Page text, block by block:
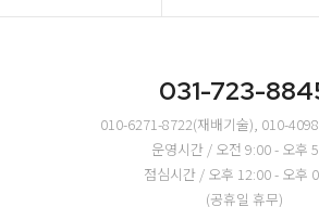
031-723-
010-6271-8722(재배기술), 010-
운영시간 / 오전 9:00 - 오후
점심시간 / 오후 12:00 - 오후
(공휴일 휴무)